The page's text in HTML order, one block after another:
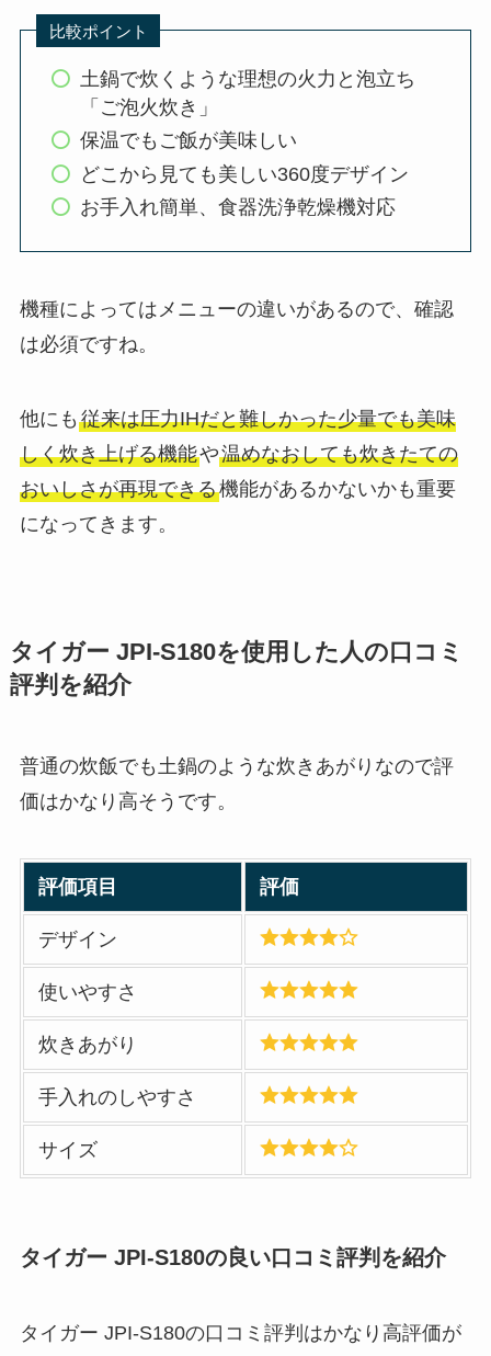
比較ポイント
土鍋で炊くような理想の火力と泡立ち
「ご泡火炊き」
保温でもご飯が美味しい
どこから見ても美しい360度デザイン
お手入れ簡単、食器洗浄乾燥機対応
機種によってはメニューの違いがあるので、確認
は必須ですね。
他にも 従来は圧力IHだと難しかった少量でも美味
しく炊き上げる機能や温めなおしても炊きたての
おいしさが再現できる機能があるかないかも重要
になってきます。
タイガー JPI-S180を使用した人の口コミ
評判を紹介
普通の炊飯でも土鍋のような炊きあがりなので評
価はかなり高そうです。
評価項目 評価
デザイン
使いやすさ
炊きあがり
手入れのしやすさ
サイズ
タイガー JPI-S180の良い口コミ評判を紹介
タイガー JPI-S180の口コミ評判はかなり高評価が